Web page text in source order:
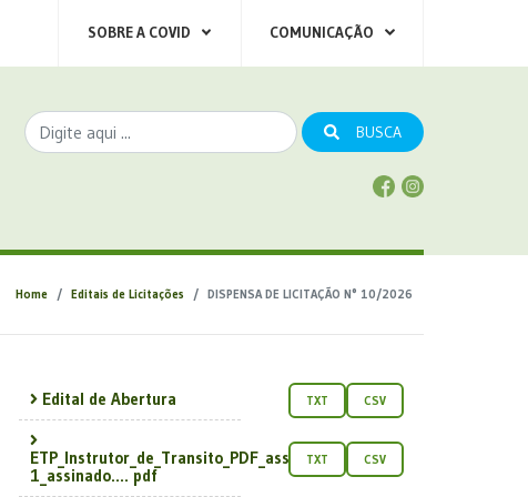
SOBRE A COVID COMUNICAÇÃO
BUSCA
Home Editais de Licitações DISPENSA DE LICITAÇÃO N° 10/2026
Edital de Abertura TXT CSV
ETP_Instrutor_de_Transito_PDF_assinado-
1_assinado.... pdf
TXT CSV